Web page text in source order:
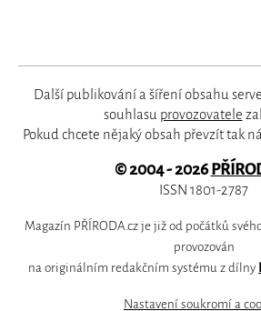
Další publikování a šíření obsahu
souhlasu provozovatele
Pokud chcete nějaký obsah převzít tak
© 2004 - 2026
ISSN 1801-2787
Magazín PŘÍRODA.cz je již od počátků
provozován
na originálním redakčním systému z dílny
Nastavení soukromí a